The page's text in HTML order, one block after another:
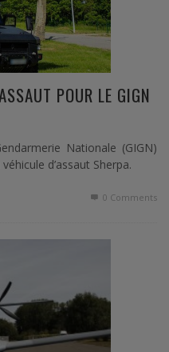
POUR LE GIGN
Nationale (GIGN)
d’assaut Sherpa.
0 Comments